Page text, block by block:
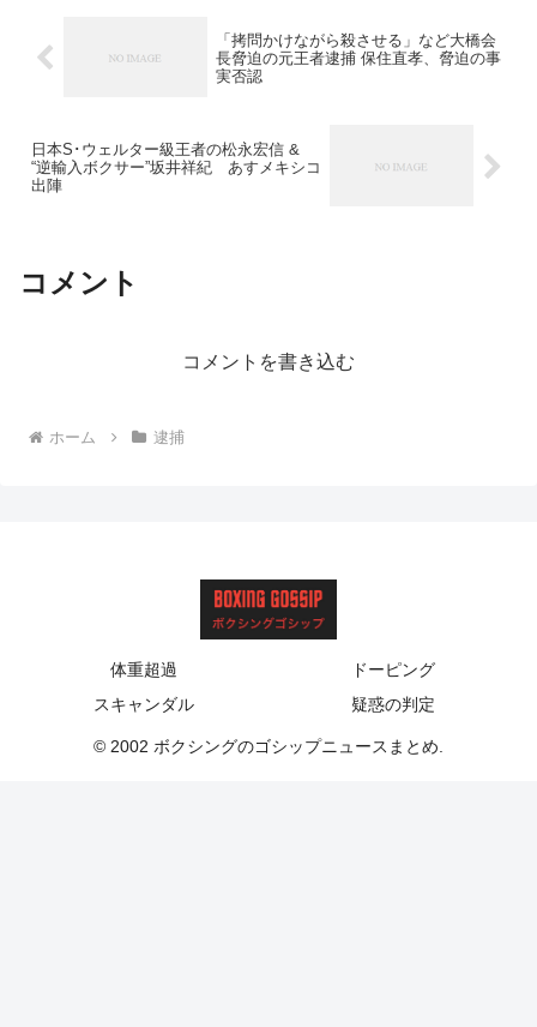
「拷問かけながら殺させる」など大橋会
長脅迫の元王者逮捕 保住直孝、脅迫の事
実否認
日本S･ウェルター級王者の松永宏信 &
“逆輸入ボクサー”坂井祥紀 あすメキシコ
出陣
コメント
コメントを書き込む
ホーム 逮捕
体重超過
ドーピング
スキャンダル
疑惑の判定
© 2002 ボクシングのゴシップニュースまとめ.